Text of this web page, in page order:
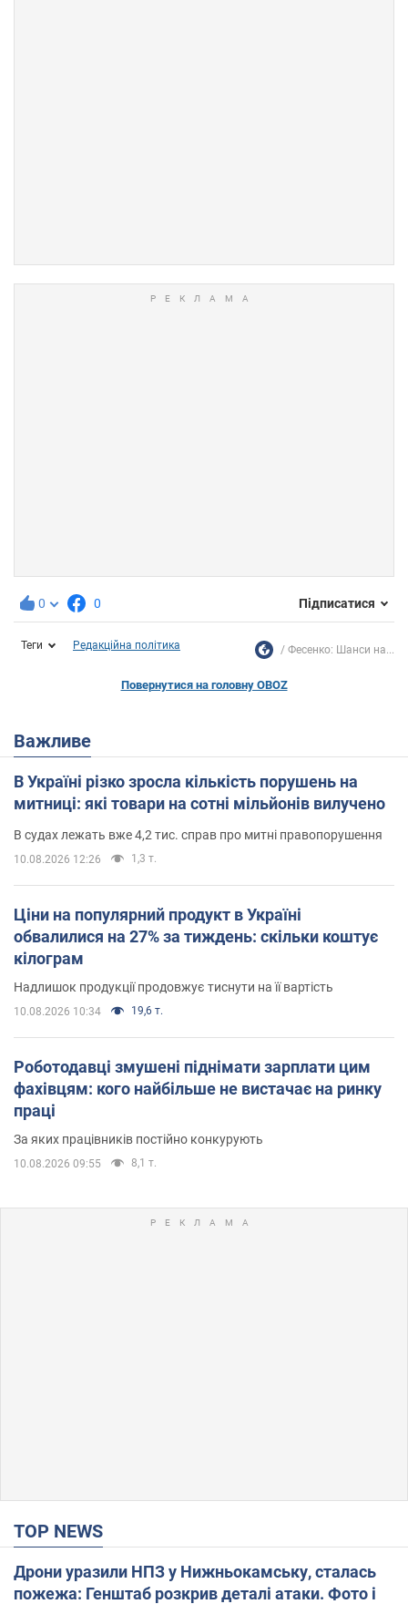
0 0 Підписатися
Теги Редакційна політика Фесенко: Шанси на...
Повернутися на головну OBOZ
Важливе
В Україні різко зросла кількість порушень на
митниці: які товари на сотні мільйонів вилучено
В судах лежать вже 4,2 тис. справ про митні правопорушення
10.08.2026 12:26 1,3 т.
Ціни на популярний продукт в Україні
обвалилися на 27% за тиждень: скільки коштує
кілограм
Надлишок продукції продовжує тиснути на її вартість
10.08.2026 10:34 19,6 т.
Роботодавці змушені піднімати зарплати цим
фахівцям: кого найбільше не вистачає на ринку
праці
За яких працівників постійно конкурують
10.08.2026 09:55 8,1 т.
TOP NEWS
Дрони уразили НПЗ у Нижньокамську, сталась
пожежа: Генштаб розкрив деталі атаки. Фото і